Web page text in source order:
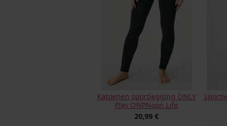
Katoenen sportlegging ONLY
Play ONPNoon Life
20,99 €